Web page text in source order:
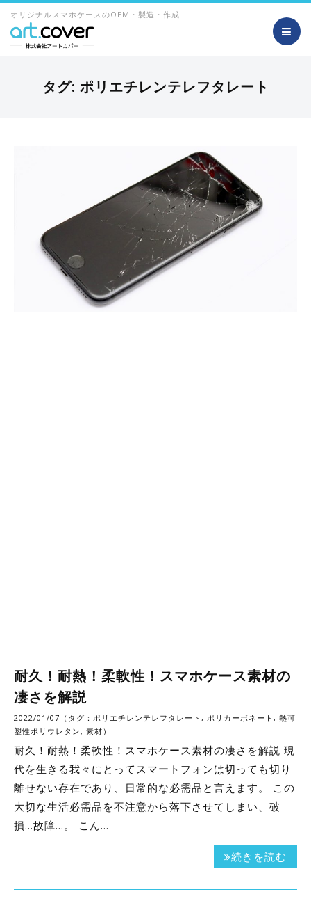
オリジナルスマホケースのOEM・製造・作成
タグ: ポリエチレンテレフタレート
耐久！耐熱！柔軟性！スマホケース素材の
凄さを解説
2022/01/07（タグ： ポリエチレンテレフタレート , ポリカーボネート , 熱可
塑性ポリウレタン , 素材 ）
耐久！耐熱！柔軟性！スマホケース素材の凄さを解説 現
代を生きる我々にとってスマートフォンは切っても切り
離せない存在であり、日常的な必需品と言えます。 この
大切な生活必需品を不注意から落下させてしまい、破
損…故障…。 こん…
続きを読む